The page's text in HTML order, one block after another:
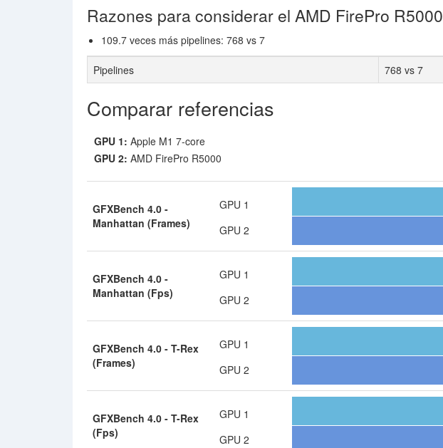
Razones para considerar el AMD FirePro R5000
109.7 veces más pipelines: 768 vs 7
Pipelines 768 vs 7
Comparar referencias
GPU 1: Apple M1 7-core
GPU 2: AMD FirePro R5000
GFXBench 4.0 -
Manhattan (Frames)
GPU 1
GPU 2
GFXBench 4.0 -
Manhattan (Fps)
GPU 1
GPU 2
GFXBench 4.0 - T-Rex
(Frames)
GPU 1
GPU 2
GFXBench 4.0 - T-Rex
(Fps)
GPU 1
GPU 2